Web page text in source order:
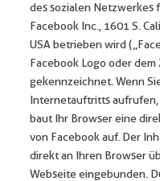
des sozialen Netzwerkes
Facebook Inc., 1601 S.
USA betrieben wird
Facebook Logo oder dem
gekennzeichnet. Wenn
Internetauftritts aufrufen,
baut Ihr Browser eine
von Facebook auf. Der
direkt an Ihren Browser
Webseite eingebunden.